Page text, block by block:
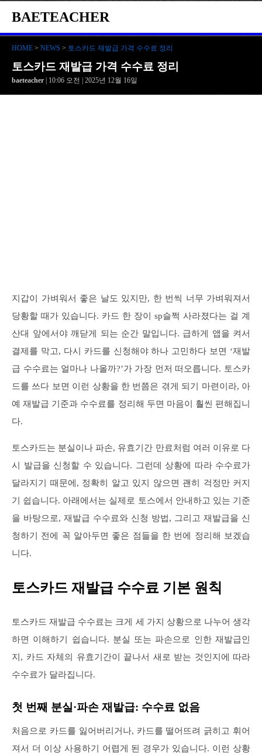
BAETEACHER
HOME > NEWS > 토스카드 재발급 가격 수수료 정리
토스카드 재발급 가격 수수료 정리
baeteacher | 10:06 오전 | 2025년 12월 16일
지갑이 가벼워서 좋은 날도 있지만, 한 번씩 너무 가벼워져서
당황할 때가 있습니다. 카드 한 장이 sp슬쩍 사라졌다는 걸 계
산대 앞에서야 깨닫게 되는 순간 말입니다. 급하게 앱을 켜서
결제를 막고, 다시 카드를 신청해야 하나 고민하다 보면 ‘재발
급 수수료는 얼마나 나올까?’가 가장 먼저 떠오릅니다. 토스카
드를 쓰다 보면 이런 상황을 한 번쯤은 겪게 되기 마련이라, 아
예 재발급 기준과 수수료를 정리해 두면 마음이 훨씬 편해집니
다.
토스카드는 분실이나 파손, 유효기간 만료처럼 여러 이유로 다
시 발급을 신청할 수 있습니다. 그런데 상황에 따라 수수료가
달라지기 때문에, 정확히 알고 있지 않으면 괜히 걱정만 커지
기 쉽습니다. 아래에서는 실제로 토스에서 안내하고 있는 기준
을 바탕으로, 재발급 수수료와 신청 방법, 그리고 재발급을 신
청하기 전에 꼭 알아두면 좋은 점들을 한 번에 정리해 보겠습
니다.
토스카드 재발급 수수료 기본 원칙
토스카드 재발급 수수료는 크게 세 가지 상황으로 나누어 생각
하면 이해하기 쉽습니다. 분실 또는 파손으로 인한 재발급인
지, 카드 자체의 유효기간이 끝나서 새로 받는 것인지에 따라
수수료가 달라집니다.
첫 번째 분실·파손 재발급: 수수료 없음
처음으로 카드를 잃어버리거나, 카드를 떨어뜨려 긁히고 휘어
져서 더 이상 사용하기 어렵게 된 경우가 있습니다. 이런 상황